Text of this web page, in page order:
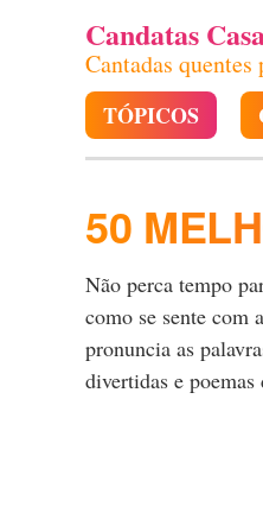
Candatas
Cantadas
TÓPICOS
50
Não perca tempo
como se sente com
pronuncia as
divertidas e